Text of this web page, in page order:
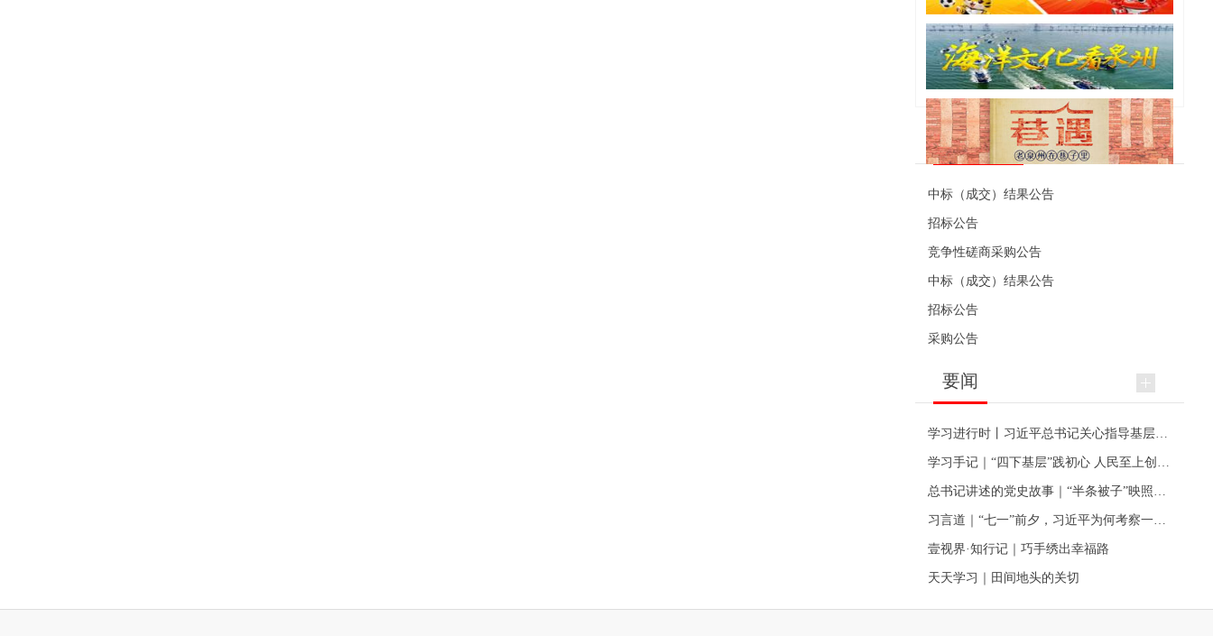
便民资讯
中标（成交）结果公告
招标公告
竞争性磋商采购公告
中标（成交）结果公告
招标公告
采购公告
要闻
壹视界·知行记｜巧手绣出幸福路
天天学习｜田间地头的关切